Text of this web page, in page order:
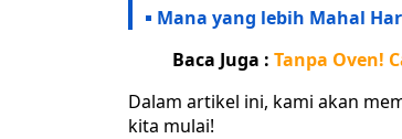
Mana yang lebih Mahal
Baca Juga : Tanpa Oven!
Dalam artikel ini, kami akan
kita mulai!